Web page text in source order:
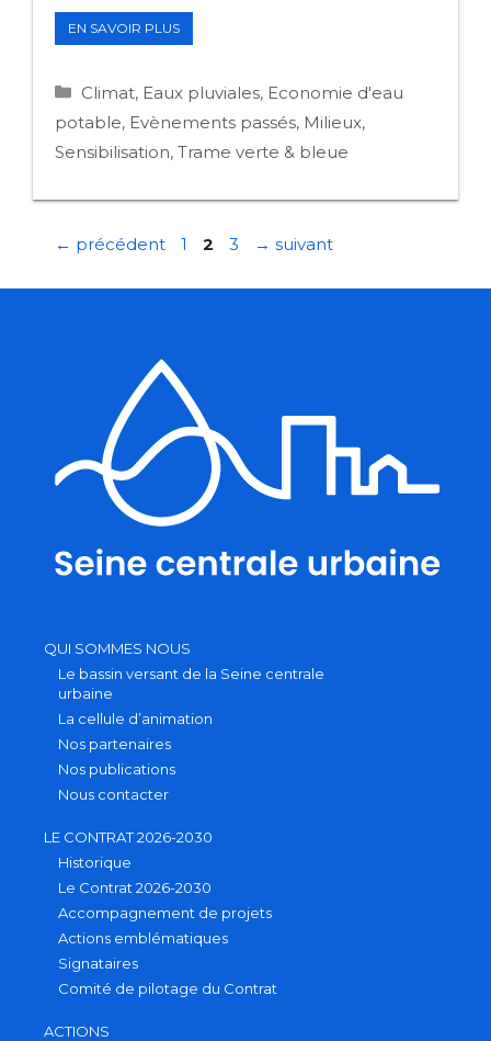
EN SAVOIR PLUSCYCLE
DES
VERTE
BLEUE
–
DU
MAI
2021
Catégories
Climat, Eaux pluviales, Economie d'eau
potable, Evènements passés, Milieux,
Sensibilisation, Trame verte & bleue
Navigation
articles
← précédent Page
1 Page
2 Page
3 → suivant
QUI SOMMES NOUS
Le bassin versant de la Seine centrale
urbaine
La cellule d’animation
Nos partenaires
Nos publications
Nous contacter
LE CONTRAT 2026-2030
Historique
Le Contrat 2026-2030
Accompagnement de projets
Actions emblématiques
Signataires
Comité de pilotage du Contrat
ACTIONS